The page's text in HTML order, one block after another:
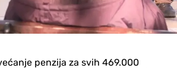
penzija za svih 469.000